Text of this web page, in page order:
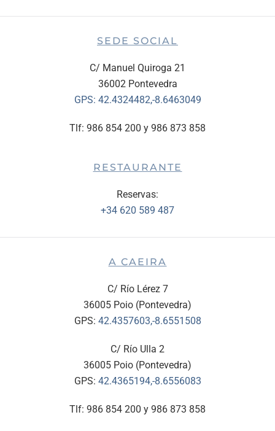
SEDE SOCIAL
C/ Manuel Quiroga 21
36002 Pontevedra
GPS: 42.4324482,-8.6463049
Tlf: 986 854 200 y 986 873 858
RESTAURANTE
Reservas:
+34 620 589 487
A CAEIRA
C/ Río Lérez 7
36005 Poio (Pontevedra)
GPS: 42.4357603,-8.6551508
C/ Río Ulla 2
36005 Poio (Pontevedra)
GPS: 42.4365194,-8.6556083
Tlf: 986 854 200 y 986 873 858